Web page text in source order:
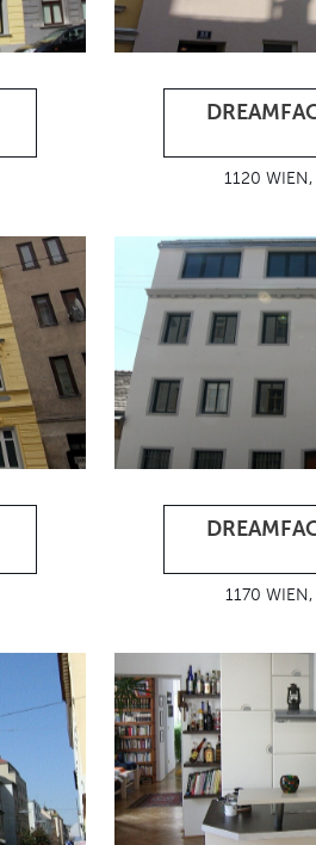
1120 WIEN,
1170